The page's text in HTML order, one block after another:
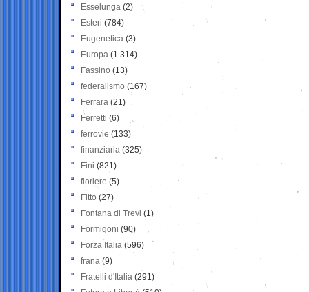
Esselunga (2)
Esteri (784)
Eugenetica (3)
Europa (1.314)
Fassino (13)
federalismo (167)
Ferrara (21)
Ferretti (6)
ferrovie (133)
finanziaria (325)
Fini (821)
fioriere (5)
Fitto (27)
Fontana di Trevi (1)
Formigoni (90)
Forza Italia (596)
frana (9)
Fratelli d'Italia (291)